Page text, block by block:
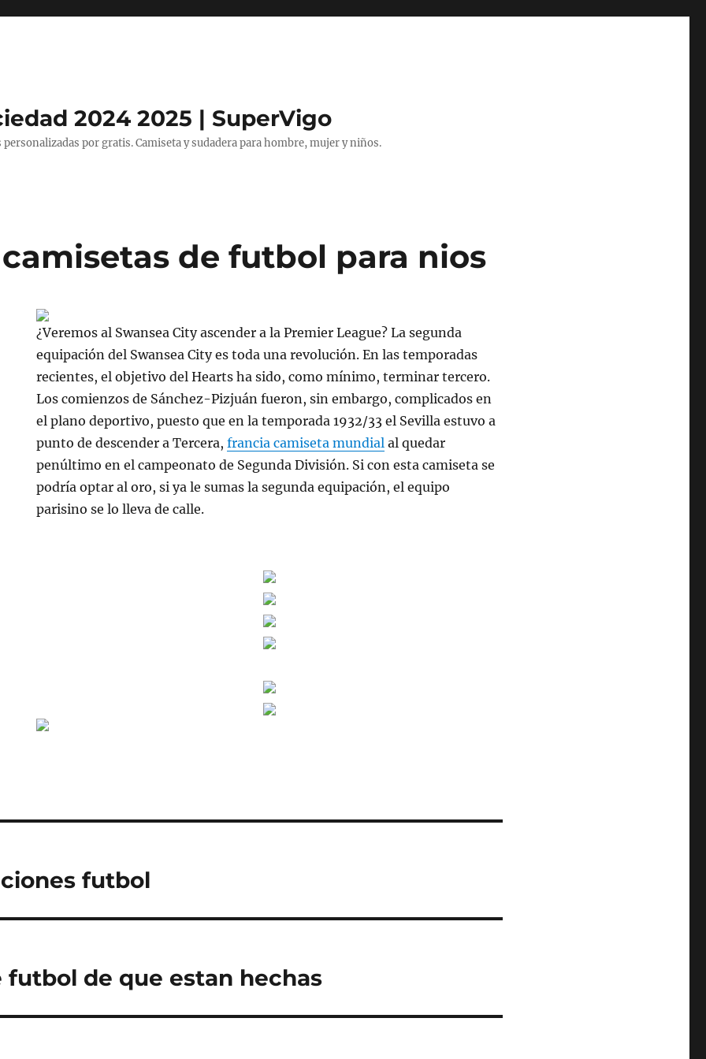
2024 2025 | SuperVigo
personalizadas por gratis. Camiseta y sudadera para hombre, mujer y niños.
de futbol para nios
¿Veremos al Swansea City ascender a la Premier League? La segunda
equipación del Swansea City es toda una revolución. En las temporadas
recientes, el objetivo del Hearts ha sido, como mínimo, terminar tercero.
Los comienzos de Sánchez-Pizjuán fueron, sin embargo, complicados en
el plano deportivo, puesto que en la temporada 1932/33 el Sevilla estuvo a
punto de descender a Tercera,francia camiseta mundial al quedar
penúltimo en el campeonato de Segunda División. Si con esta camiseta se
podría optar al oro, si ya le sumas la segunda equipación, el equipo
parisino se lo lleva de calle.
futbol
futbol de que estan hechas